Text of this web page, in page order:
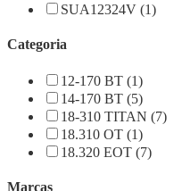
SUA12324V (1)
Categoria
12-170 BT (1)
14-170 BT (5)
18-310 TITAN (7)
18.310 OT (1)
18.320 EOT (7)
Marcas